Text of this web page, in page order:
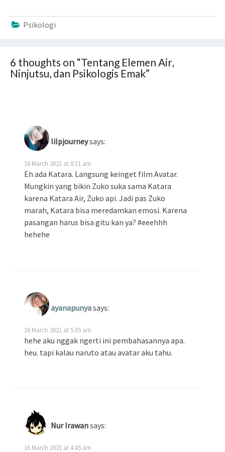
Psikologi
6 thoughts on “Tentang Elemen Air,
Ninjutsu, dan Psikologis Emak”
lilpjourneysays:
16 March 2021 at 8:31 am
Eh ada Katara. Langsung keinget film Avatar.
Mungkin yang bikin Zuko suka sama Katara
karena Katara Air, Zuko api. Jadi pas Zuko
marah, Katara bisa meredamkan emosi. Karena
pasangan harus bisa gitu kan ya? #eeehhh
hehehe
ayanapunyasays:
16 March 2021 at 5:35 am
hehe aku nggak ngerti ini pembahasannya apa.
heu. tapi kalau naruto atau avatar aku tahu.
Nur Irawansays:
16 March 2021 at 4:45 am